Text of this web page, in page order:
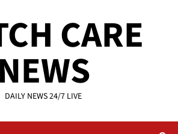
CARE
NEWS
DAILY NEWS 24/7 LIVE